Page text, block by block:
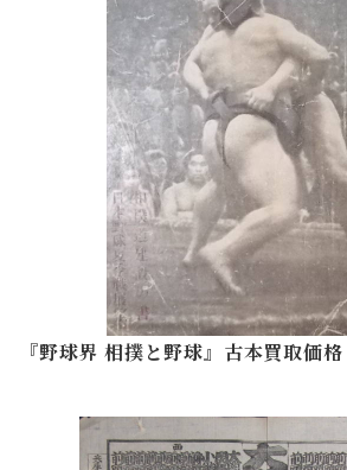
『野球界 相撲と野球』古本買取価